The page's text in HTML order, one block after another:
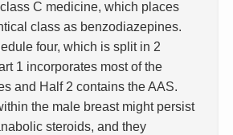
C medicine, which places
class as benzodiazepines.
four, which is split in 2
1 incorporates most of the
and Half 2 contains the AAS.
the male breast might persist
steroids, and they